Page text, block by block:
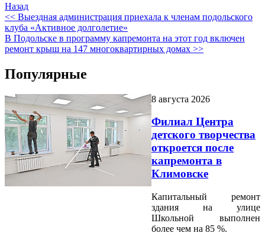
Назад
<< Выездная администрация приехала к членам подольского
клуба «Активное долголетие»
В Подольске в программу капремонта на этот год включен
ремонт крыш на 147 многоквартирных домах >>
Популярные
8 августа 2026
Филиал Центра
детского творчества
откроется после
капремонта в
Климовске
Капитальный ремонт
здания на улице
Школьной выполнен
более чем на 85 %.